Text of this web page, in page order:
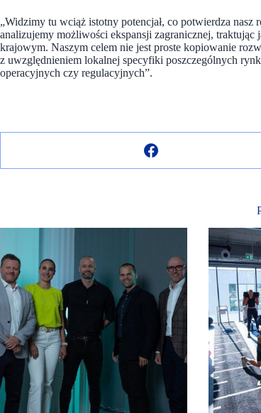
„Widzimy tu wciąż istotny potencjał, co potwierdza
analizujemy możliwości ekspansji zagranicznej,
krajowym. Naszym celem nie jest proste kopiowanie
z uwzględnieniem lokalnej specyfiki poszczególnych
operacyjnych czy regulacyjnych”.